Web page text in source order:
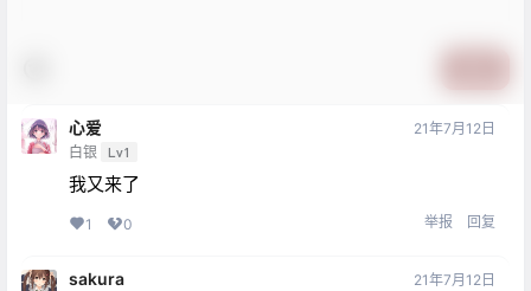
心爱
白银 Lv1
21年7月12日
我又来了
1 0 举报 回复
sakura 21年7月12日